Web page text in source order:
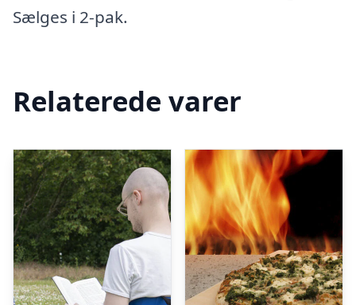
Sælges i 2-pak.
Relaterede varer